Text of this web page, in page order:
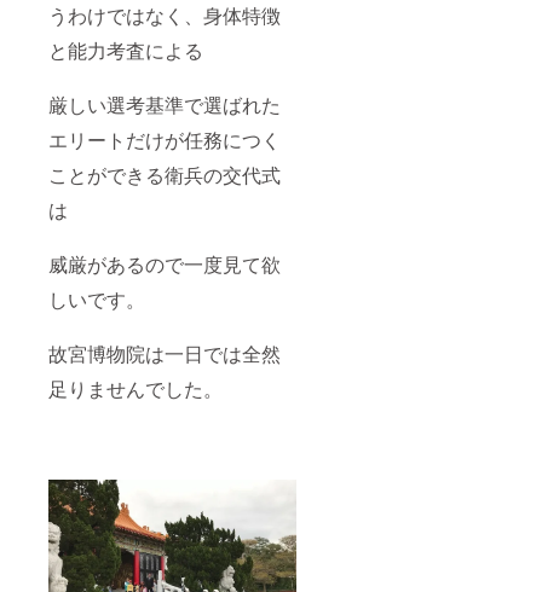
うわけではなく、身体特徴
と能力考査による
厳しい選考基準で選ばれた
エリートだけが任務につく
ことができる衛兵の交代式
は
威厳があるので一度見て欲
しいです。
故宮博物院は一日では全然
足りませんでした。